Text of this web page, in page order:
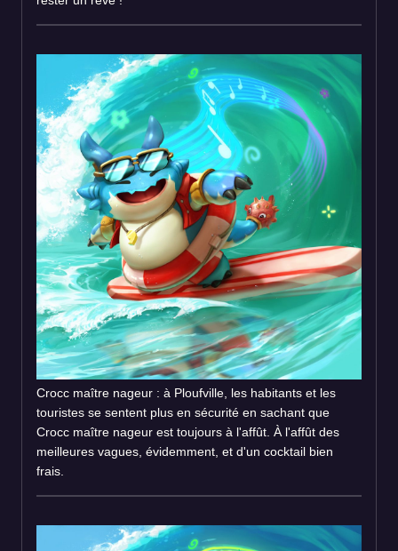
Crocc maître nageur : à Ploufville, les habitants et les
touristes se sentent plus en sécurité en sachant que
Crocc maître nageur est toujours à l'affût. À l'affût des
meilleures vagues, évidemment, et d'un cocktail bien
frais.